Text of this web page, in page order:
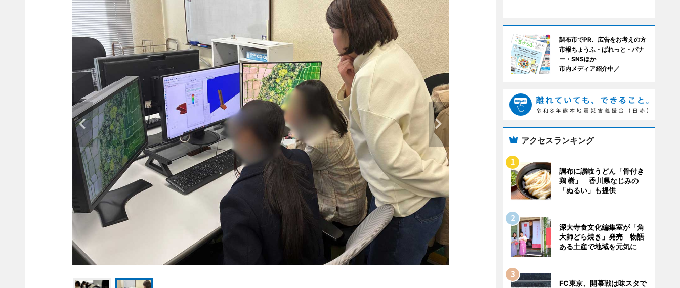
調布市でPR、広告をお考えの方
市報ちょうふ・ぱれっと・バナ
ー・SNSほか
市内メディア紹介中／
アクセスランキング
調布に讃岐うどん「骨付き
鶏 樹」 香川県なじみの
「ぬるい」も提供
深大寺食文化編集室が「角
大師どら焼き」発売 物語
ある土産で地域を元気に
FC東京、開幕戦は味スタで